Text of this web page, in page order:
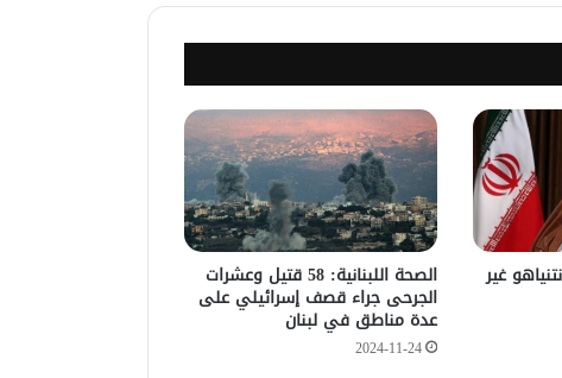
أبرز بنود اتفاق وقف إطلاق النار بين
إسرائيل و”حماس” في غزة
14 شهيد جراء قصف إسرائيلي على
قطاع غزة
غير الصحة اللبنانية: 58 قتيل وعشرات
الجرحى جراء قصف إسرائيلي على
عدة مناطق في لبنان
2024-11-24